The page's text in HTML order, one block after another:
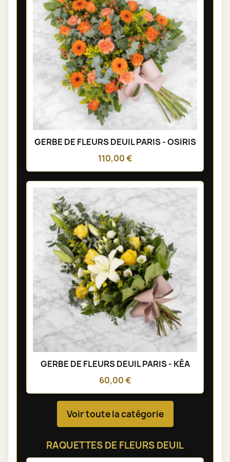
GERBE DE FLEURS DEUIL PARIS - OSIRIS
110,00 €
GERBE DE FLEURS DEUIL PARIS - KÉA
60,00 €
Voir toute la catégorie
RAQUETTES DE FLEURS DEUIL